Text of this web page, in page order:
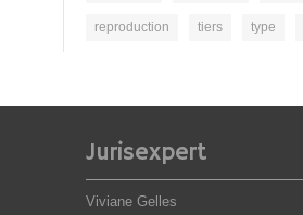
reproduction tiers type
Jurisexpert
Viviane Gelles